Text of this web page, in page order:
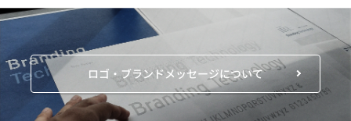
ロゴ・ブランドメッセージについて